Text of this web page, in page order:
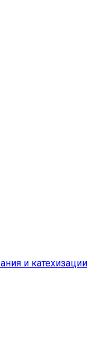
и катехизации